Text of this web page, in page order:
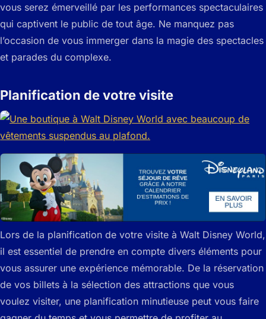
vous serez émerveillé par les performances spectaculaires
qui captivent le public de tout âge. Ne manquez pas
l’occasion de vous immerger dans la magie des spectacles
et parades du complexe.
Planification de votre visite
Lors de la planification de votre visite à Walt Disney World,
il est essentiel de prendre en compte divers éléments pour
vous assurer une expérience mémorable. De la réservation
de vos billets à la sélection des attractions que vous
voulez visiter, une planification minutieuse peut vous faire